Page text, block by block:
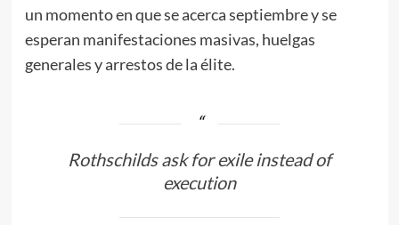
un momento en que se acerca septiembre y se
esperan manifestaciones masivas, huelgas
generales y arrestos de la élite.
Rothschilds ask for exile instead of
execution